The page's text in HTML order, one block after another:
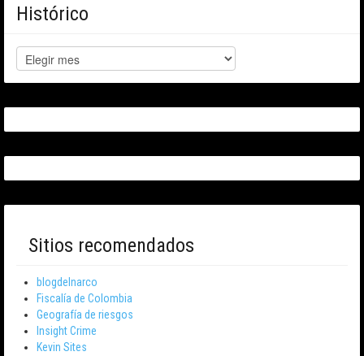
Histórico
Sitios recomendados
blogdelnarco
Fiscalía de Colombia
Geografía de riesgos
Insight Crime
Kevin Sites